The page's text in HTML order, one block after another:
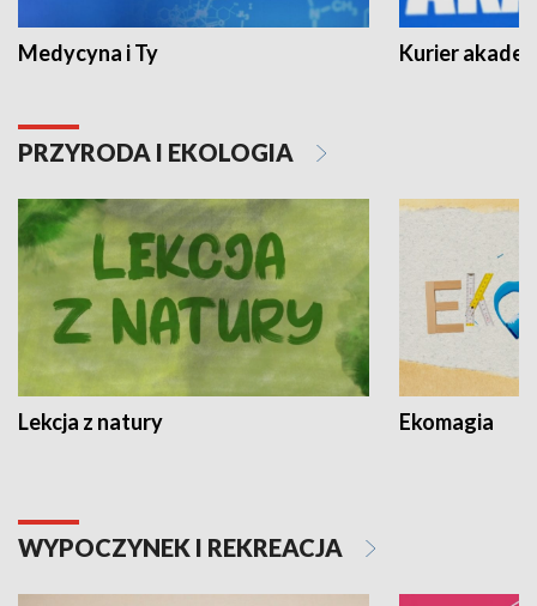
Medycyna i Ty Kurier
PRZYRODA I EKOLOGIA
Lekcja z natury Ekomagia
WYPOCZYNEK I REKREACJA